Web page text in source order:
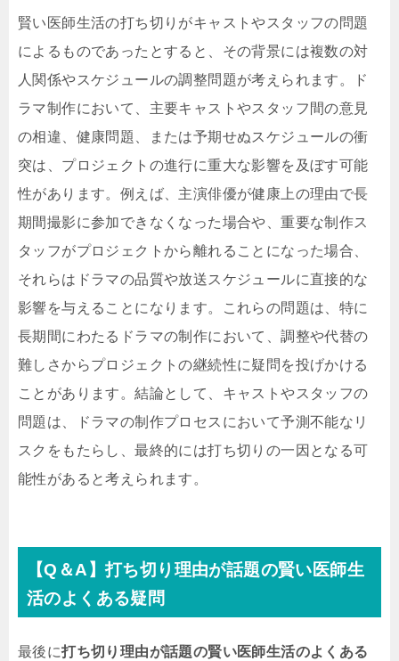
賢い医師生活の打ち切りがキャストやスタッフの問題
によるものであったとすると、その背景には複数の対
人関係やスケジュールの調整問題が考えられます。ド
ラマ制作において、主要キャストやスタッフ間の意見
の相違、健康問題、または予期せぬスケジュールの衝
突は、プロジェクトの進行に重大な影響を及ぼす可能
性があります。例えば、主演俳優が健康上の理由で長
期間撮影に参加できなくなった場合や、重要な制作ス
タッフがプロジェクトから離れることになった場合、
それらはドラマの品質や放送スケジュールに直接的な
影響を与えることになります。これらの問題は、特に
長期間にわたるドラマの制作において、調整や代替の
難しさからプロジェクトの継続性に疑問を投げかける
ことがあります。結論として、キャストやスタッフの
問題は、ドラマの制作プロセスにおいて予測不能なリ
スクをもたらし、最終的には打ち切りの一因となる可
能性があると考えられます。
【Q＆A】打ち切り理由が話題の賢い医師生
活のよくある疑問
最後に打ち切り理由が話題の賢い医師生活のよくある